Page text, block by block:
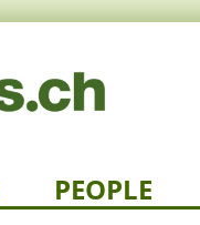
PEOPLE